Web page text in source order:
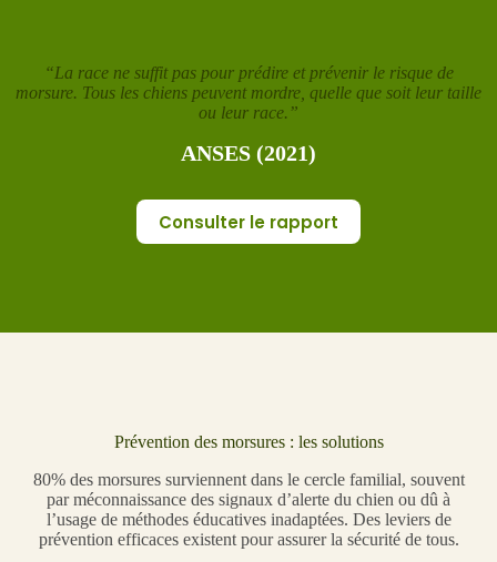
“La race ne suffit pas pour prédire et prévenir le risque de
morsure. Tous les chiens peuvent mordre, quelle que soit leur taille
ou leur race.”
ANSES (2021)
Consulter le rapport
Prévention des morsures : les solutions
80% des morsures surviennent dans le cercle familial, souvent
par méconnaissance des signaux d’alerte du chien ou dû à
l’usage de méthodes éducatives inadaptées. Des leviers de
prévention efficaces existent pour assurer la sécurité de tous.